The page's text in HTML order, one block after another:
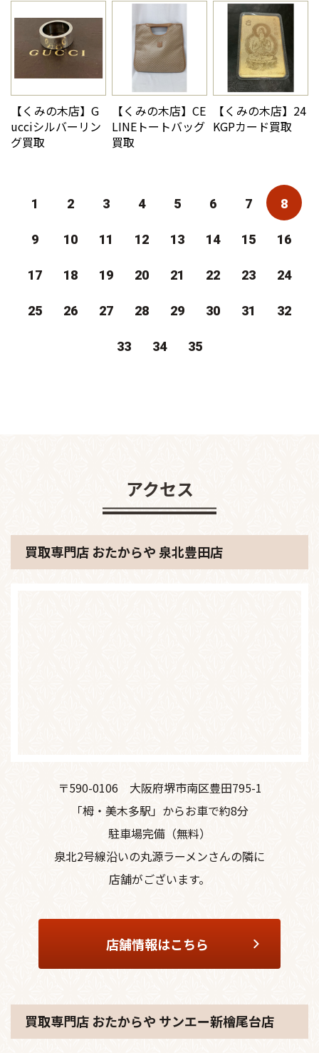
【くみの木店】G
ucciシルバーリン
グ買取
【くみの木店】CE
LINEトートバッグ
買取
【くみの木店】24
KGPカード買取
1 2 3 4 5 6 7 8
9 10 11 12 13 14 15 16
17 18 19 20 21 22 23 24
25 26 27 28 29 30 31 32
33 34 35
アクセス
買取専門店 おたからや 泉北豊田店
〒590-0106 大阪府堺市南区豊田795-1
「栂・美木多駅」からお車で約8分
駐車場完備（無料）
泉北2号線沿いの丸源ラーメンさんの隣に
店舗がございます。
店舗情報はこちら
買取専門店 おたからや サンエー新檜尾台店